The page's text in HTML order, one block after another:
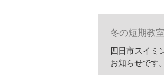
冬の短期教
四日市スイミ
お知らせです。